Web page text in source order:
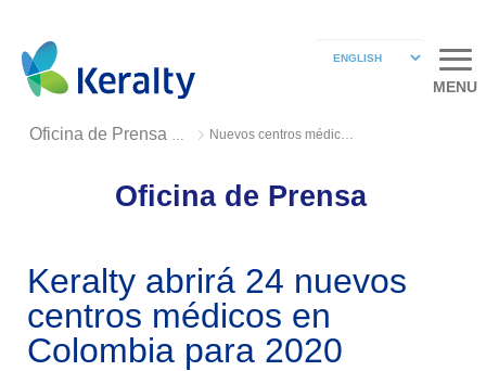
MENU
Oficina de Prensa 2018 Nuevos centros médicos en Colombia
Oficina de Prensa
Keralty abrirá 24 nuevos
centros médicos en
Colombia para 2020